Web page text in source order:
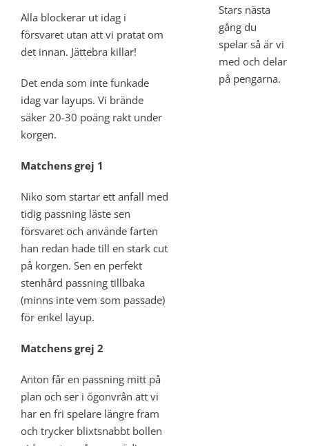
Alla blockerar ut idag i
försvaret utan att vi pratat om
det innan. Jättebra killar!
Det enda som inte funkade
idag var layups. Vi brände
säker 20-30 poäng rakt under
korgen.
Matchens grej 1
Niko som startar ett anfall med
tidig passning läste sen
försvaret och använde farten
han redan hade till en stark cut
på korgen. Sen en perfekt
stenhård passning tillbaka
(minns inte vem som passade)
för enkel layup.
Matchens grej 2
Anton får en passning mitt på
plan och ser i ögonvrån att vi
har en fri spelare längre fram
och trycker blixtsnabbt bollen
Stars nästa
gång du
spelar så är vi
med och delar
på pengarna.